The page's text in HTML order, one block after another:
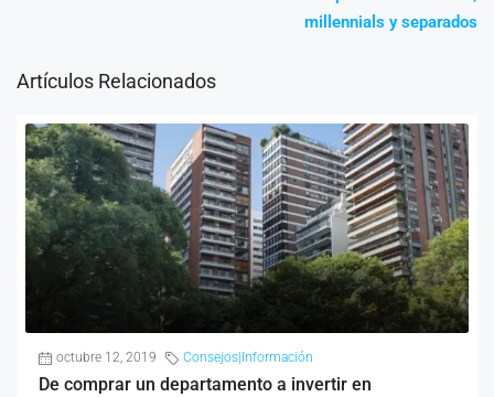
millennials y separados
Artículos Relacionados
octubre 12, 2019 Consejos|Información
De comprar un departamento a invertir en